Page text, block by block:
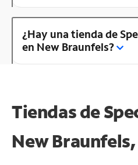
¿Hay una tienda de
en New Braunfels?
Tiendas de
New